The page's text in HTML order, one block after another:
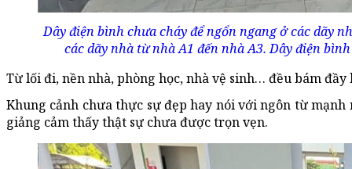
Dây điện bình chưa cháy để ngổn ngang ở các dãy
các dãy nhà từ nhà A1 đến nhà A3. Dây điện
Từ lối đi, nền nhà, phòng học, nhà vệ sinh… đều bám đầy
Khung cảnh chưa thực sự đẹp hay nói với ngôn từ
giảng cảm thấy thật sự chưa được trọn vẹn.